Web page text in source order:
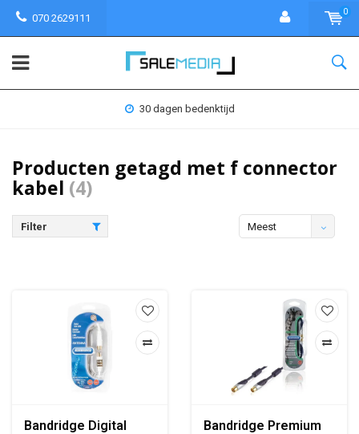
070 2629111
0
30 dagen bedenktijd
Producten getagd met f connector
kabel (4)
Filter
Meest
Bandridge Digital
Bandridge Premium